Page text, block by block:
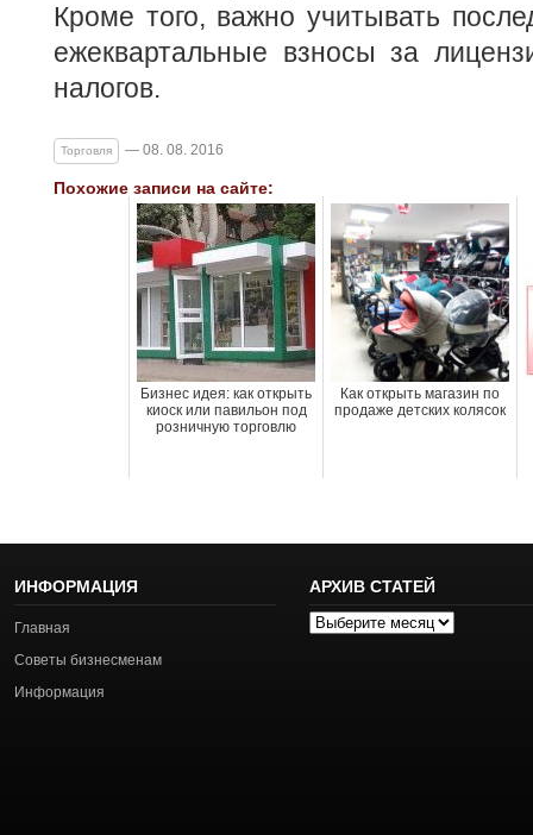
Кроме того, важно учитывать
ежеквартальные взносы за
налогов.
Торговля — 08. 08. 2016
Похожие записи на сайте:
Бизнес идея: как открыть
киоск или павильон под
розничную торговлю
Как открыть магазин по
продаже детских колясок
ИНФОРМАЦИЯ
Главная
Советы бизнесменам
Информация
АРХИВ СТАТЕЙ
Архив